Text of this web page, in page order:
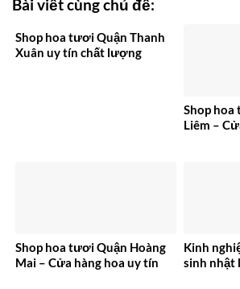
Bài viết cùng chủ đề:
Shop hoa tươi Quận Thanh
Xuân uy tín chất lượng
Shop
Liêm –
Shop hoa tươi Quận Hoàng
Mai – Cửa hàng hoa uy tín
Kinh
sinh nhật